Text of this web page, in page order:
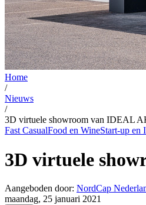
Home
/
Nieuws
/
3D virtuele showroom van IDEAL
Fast CasualFood en WineStart-up en
3D virtuele
Aangeboden door: NordCap
maandag, 25 januari 2021